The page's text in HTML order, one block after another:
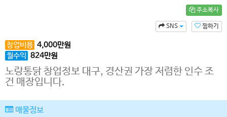
주소복사
찜하기
SNS
창업비용 4,000만원
월수익 824만원
노랑통닭 창업정보 대구, 경산권 가장 저렴한 인수 조
건 매장입니다.
매물정보